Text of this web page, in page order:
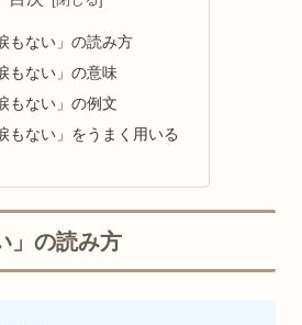
もない」の読み方
もない」の意味
もない」の例文
もない」をうまく用いる
」の読み方